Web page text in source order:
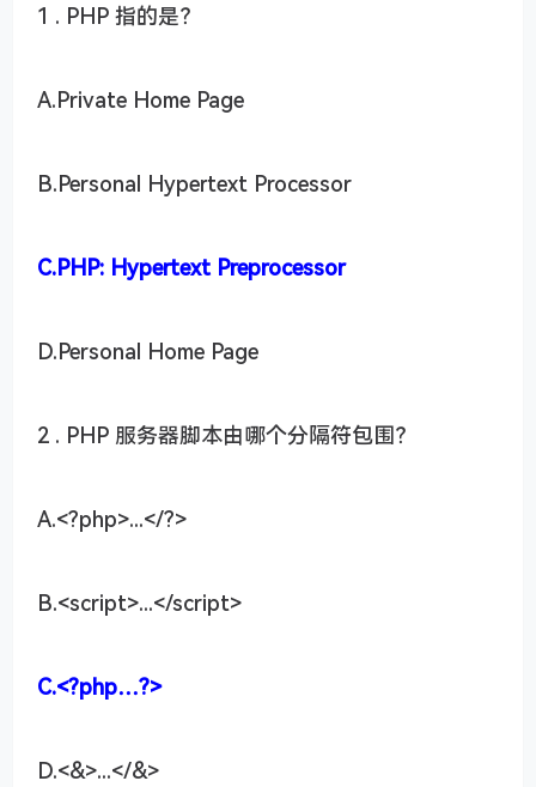
1 . PHP 指的是？
A.Private Home Page
B.Personal Hypertext Processor
C.PHP: Hypertext Preprocessor
D.Personal Home Page
2 . PHP 服务器脚本由哪个分隔符包围？
A.<?php>...</?>
B.<script>...</script>
C.<?php…?>
D.<&>...</&>